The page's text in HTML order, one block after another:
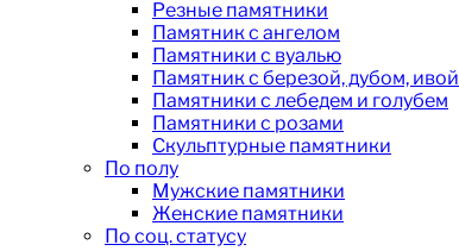
Резные памятники
Памятник с ангелом
Памятники с вуалью
Памятник с березой, дубом, ивой
Памятники с лебедем и голубем
Памятники с розами
Скульптурные памятники
По полу
Мужские памятники
Женские памятники
По соц. статусу